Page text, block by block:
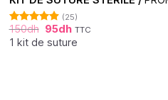
Note4.92
sur 5
(25)
150dh 95dh TTC
1 kit de suture